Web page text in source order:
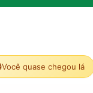
Você quase chegou lá